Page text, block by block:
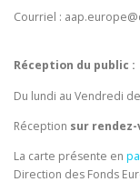
SIGNALER UNE
Courriel :
Réception du public :
Du lundi au Vendredi
Réception sur rendez-
La carte présente en
Direction des Fonds